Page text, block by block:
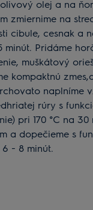
zmiernime na
cibule, cesnak a
Pridáme
muškátový
kompaktnú
naplníme
rúry s
pri 170 °C na
a dopečieme s
− 8 minút.